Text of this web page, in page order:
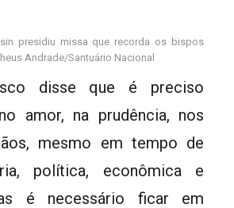
presidiu missa que recorda os bispos
Andrade/Santuário Nacional
disse que é preciso
amor, na prudência, nos
mesmo em tempo de
política, econômica e
é necessário ficar em